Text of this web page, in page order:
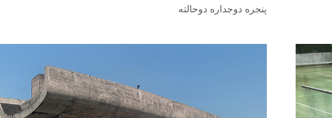
پنجره دوجداره دوحالته